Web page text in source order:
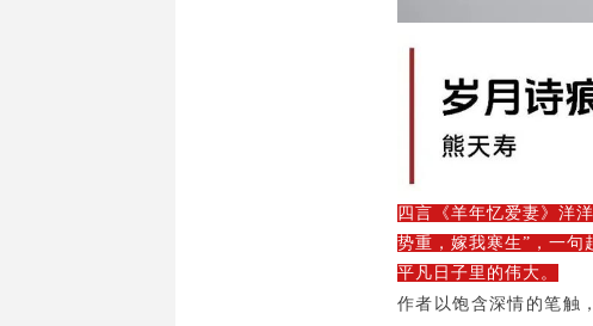
四言《羊年忆爱妻》 洋
势重，嫁我寒生”，一句
平凡日子里的伟大。
作者以饱含深情的笔触